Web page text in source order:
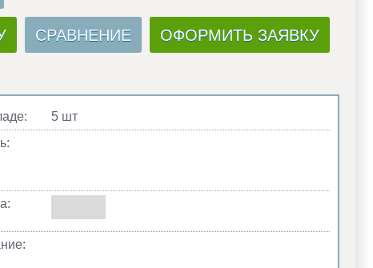
СРАВНЕНИЕ ОФОРМИТЬ ЗАЯВКУ
5 шт